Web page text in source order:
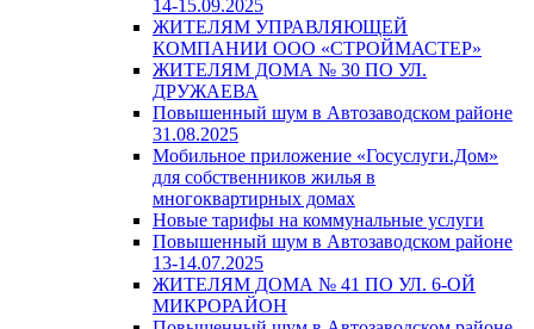
14-15.09.2025
ЖИТЕЛЯМ УПРАВЛЯЮЩЕЙ
КОМПАНИИ ООО «СТРОЙМАСТЕР»
ЖИТЕЛЯМ ДОМА № 30 ПО УЛ.
ДРУЖАЕВА
Повышенный шум в Автозаводском районе
31.08.2025
Мобильное приложение «Госуслуги.Дом»
для собственников жилья в
многоквартирных домах
Новые тарифы на коммунальные услуги
Повышенный шум в Автозаводском районе
13-14.07.2025
ЖИТЕЛЯМ ДОМА № 41 ПО УЛ. 6-ОЙ
МИКРОРАЙОН